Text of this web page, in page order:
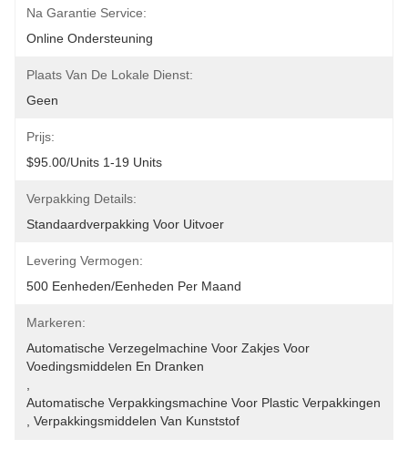
Na Garantie Service:
Online Ondersteuning
Plaats Van De Lokale Dienst:
Geen
Prijs:
$95.00/units 1-19 Units
Verpakking Details:
Standaardverpakking Voor Uitvoer
Levering Vermogen:
500 Eenheden/eenheden Per Maand
Markeren:
Automatische Verzegelmachine Voor Zakjes Voor
Voedingsmiddelen En Dranken
Automatische Verpakkingsmachine Voor Plastic Verpakkingen
Verpakkingsmiddelen Van Kunststof